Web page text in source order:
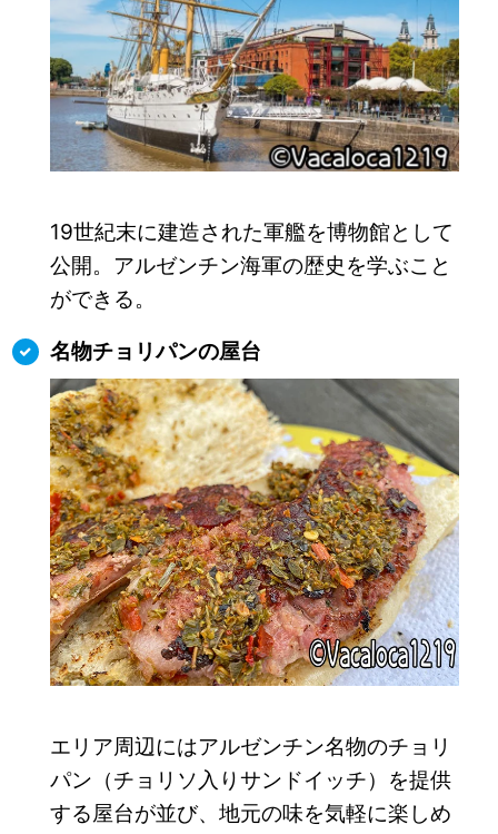
19世紀末に建造された軍艦を博物館として
公開。アルゼンチン海軍の歴史を学ぶこと
ができる。
名物チョリパンの屋台
エリア周辺にはアルゼンチン名物のチョリ
パン（チョリソ入りサンドイッチ）を提供
する屋台が並び、地元の味を気軽に楽しめ